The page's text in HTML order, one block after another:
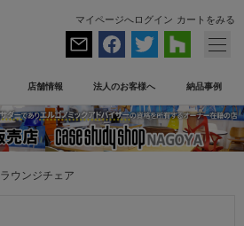
マイページへログイン カートをみる
店舗情報 法人のお客様へ 納品事例
ラウンジチェア